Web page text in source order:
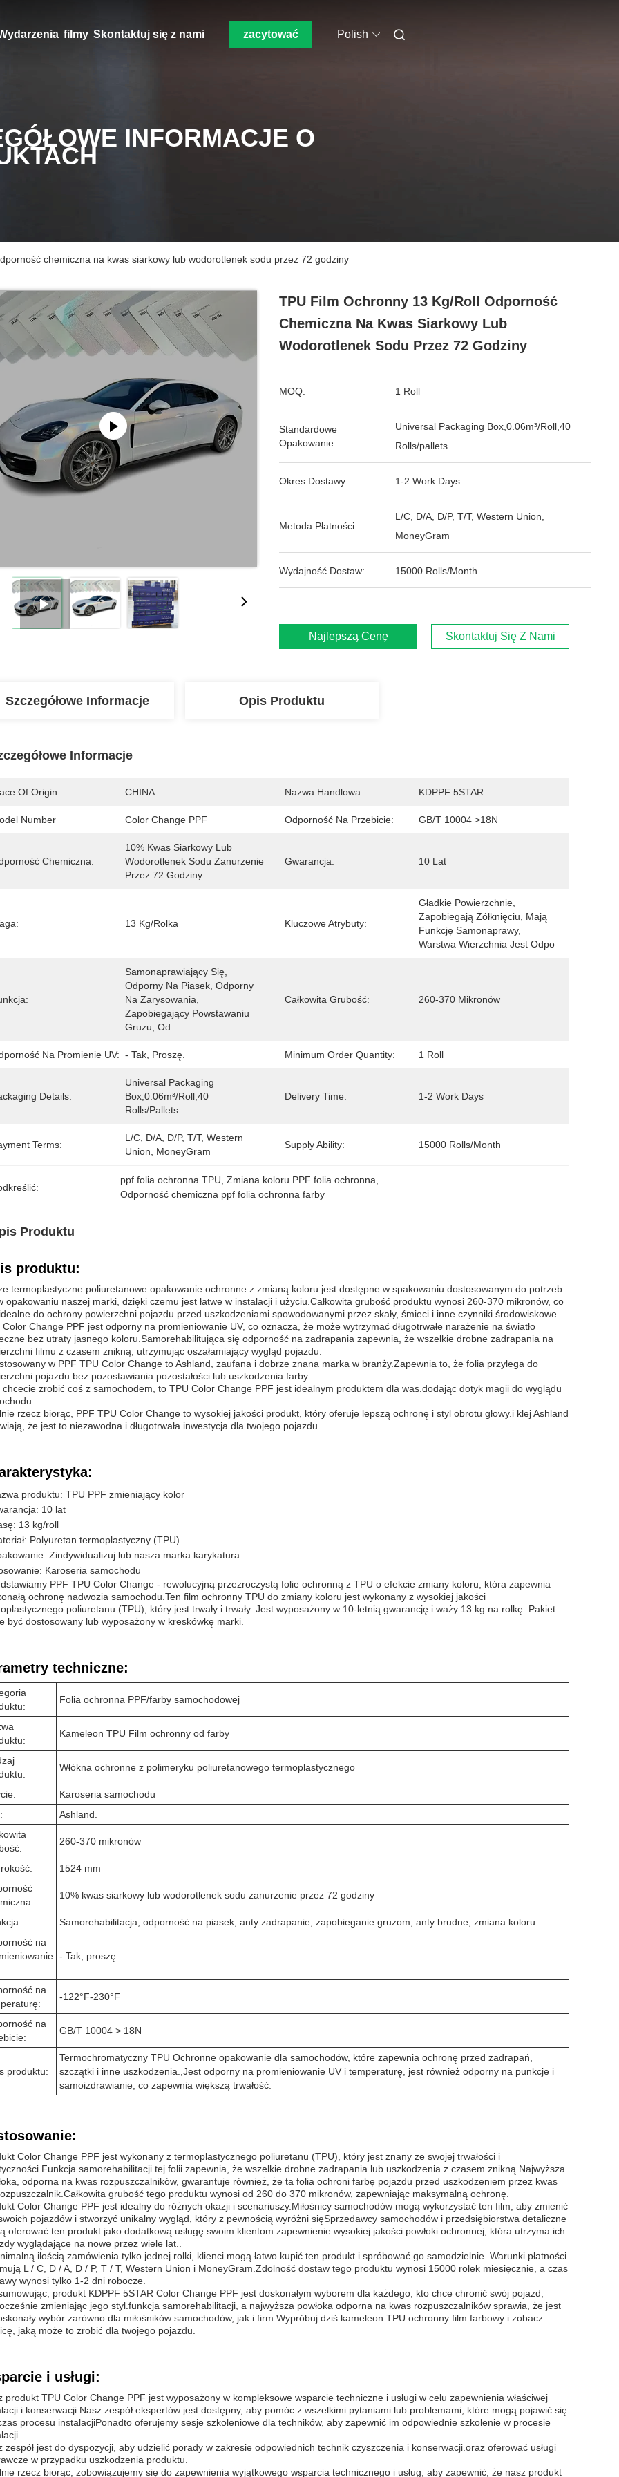
filmy Skontaktuj się z nami zacytować Polish
INFORMACJE O
chemiczna na kwas siarkowy lub wodorotlenek sodu przez 72 godziny
TPU Film Ochronny 13 Kg/roll Odporność
Chemiczna Na Kwas Siarkowy Lub
Wodorotlenek Sodu Przez 72 Godziny
MOQ: 1 Roll
Standardowe
Opakowanie:
Universal Packaging Box,0.06m³/Roll,40
Rolls/pallets
Okres Dostawy: 1-2 Work Days
Metoda Płatności:
L/C, D/A, D/P, T/T, Western Union,
MoneyGram
Wydajność Dostaw: 15000 Rolls/Month
Najlepszą Cenę Skontaktuj Się Z Nami
Szczegółowe Informacje Opis Produktu
Informacje
Of Origin CHINA Nazwa Handlowa KDPPF 5STAR
Number Color Change PPF Odporność Na Przebicie: GB/T 10004 >18N
Chemiczna:
10% Kwas Siarkowy Lub
Wodorotlenek Sodu Zanurzenie
Przez 72 Godziny
Gwarancja: 10 Lat
13 Kg/rolka Kluczowe Atrybuty:
Gładkie Powierzchnie,
Zapobiegają Żółknięciu, Mają
Funkcję Samonaprawy,
Warstwa Wierzchnia Jest Odpo
Samonaprawiający Się,
Odporny Na Piasek, Odporny
Na Zarysowania,
Zapobiegający Powstawaniu
Gruzu, Od
Całkowita Grubość: 260-370 Mikronów
Na Promienie UV: - Tak, Proszę. Minimum Order Quantity: 1 Roll
Details:
Universal Packaging
Box,0.06m³/Roll,40
Rolls/pallets
Delivery Time: 1-2 Work Days
Terms:
L/C, D/A, D/P, T/T, Western
Union, MoneyGram
Supply Ability: 15000 Rolls/Month
ppf folia ochronna TPU , Zmiana koloru PPF folia ochronna
Odporność chemiczna ppf folia ochronna farby
Produktu
produktu:
termoplastyczne poliuretanowe opakowanie ochronne z zmianą koloru jest dostępne w spakowaniu dostosowanym do potrzeb
opakowaniu naszej marki, dzięki czemu jest łatwe w instalacji i użyciu.Całkowita grubość produktu wynosi 260-370 mikronów, co
do ochrony powierzchni pojazdu przed uszkodzeniami spowodowanymi przez skały, śmieci i inne czynniki środowiskowe.
Color Change PPF jest odporny na promieniowanie UV, co oznacza, że może wytrzymać długotrwałe narażenie na światło
bez utraty jasnego koloru.Samorehabilitująca się odporność na zadrapania zapewnia, że wszelkie drobne zadrapania na
filmu z czasem znikną, utrzymując oszałamiający wygląd pojazdu.
w PPF TPU Color Change to Ashland, zaufana i dobrze znana marka w branży.Zapewnia to, że folia przylega do
pojazdu bez pozostawiania pozostałości lub uszkodzenia farby.
chcecie zrobić coś z samochodem, to TPU Color Change PPF jest idealnym produktem dla was.dodając dotyk magii do wyglądu
rzecz biorąc, PPF TPU Color Change to wysokiej jakości produkt, który oferuje lepszą ochronę i styl obrotu głowy.i klej Ashland
że jest to niezawodna i długotrwała inwestycja dla twojego pojazdu.
produktu: TPU PPF zmieniający kolor
10 lat
13 kg/roll
Polyuretan termoplastyczny (TPU)
Zindywidualizuj lub nasza marka karykatura
Karoseria samochodu
PPF TPU Color Change - rewolucyjną przezroczystą folie ochronną z TPU o efekcie zmiany koloru, która zapewnia
ochronę nadwozia samochodu.Ten film ochronny TPU do zmiany koloru jest wykonany z wysokiej jakości
poliuretanu (TPU), który jest trwały i trwały. Jest wyposażony w 10-letnią gwarancję i waży 13 kg na rolkę. Pakiet
być dostosowany lub wyposażony w kreskówkę marki.
techniczne:
Folia ochronna PPF/farby samochodowej
Kameleon TPU Film ochronny od farby
Włókna ochronne z polimeryku poliuretanowego termoplastycznego
Karoseria samochodu
Ashland.
260-370 mikronów
1524 mm
10% kwas siarkowy lub wodorotlenek sodu zanurzenie przez 72 godziny
Samorehabilitacja, odporność na piasek, anty zadrapanie, zapobieganie gruzom, anty brudne, zmiana koloru
na
- Tak, proszę.
na
-122°F-230°F
na
GB/T 10004 > 18N
produktu:
Termochromatyczny TPU Ochronne opakowanie dla samochodów, które zapewnia ochronę przed zadrapań,
szczątki i inne uszkodzenia.,Jest odporny na promieniowanie UV i temperaturę, jest również odporny na punkcje i
samoizdrawianie, co zapewnia większą trwałość.
Color Change PPF jest wykonany z termoplastycznego poliuretanu (TPU), który jest znany ze swojej trwałości i
samorehabilitacji tej folii zapewnia, że wszelkie drobne zadrapania lub uszkodzenia z czasem znikną.Najwyższa
odporna na kwas rozpuszczalników, gwarantuje również, że ta folia ochroni farbę pojazdu przed uszkodzeniem przez kwas
grubość tego produktu wynosi od 260 do 370 mikronów, zapewniając maksymalną ochronę.
Color Change PPF jest idealny do różnych okazji i scenariuszy.Miłośnicy samochodów mogą wykorzystać ten film, aby zmienić
pojazdów i stworzyć unikalny wygląd, który z pewnością wyróżni sięSprzedawcy samochodów i przedsiębiorstwa detaliczne
oferować ten produkt jako dodatkową usługę swoim klientom.zapewnienie wysokiej jakości powłoki ochronnej, która utrzyma ich
wyglądające na nowe przez wiele lat..
ilością zamówienia tylko jednej rolki, klienci mogą łatwo kupić ten produkt i spróbować go samodzielnie. Warunki płatności
L / C, D / A, D / P, T / T, Western Union i MoneyGram.Zdolność dostaw tego produktu wynosi 15000 rolek miesięcznie, a czas
wynosi tylko 1-2 dni robocze.
produkt KDPPF 5STAR Color Change PPF jest doskonałym wyborem dla każdego, kto chce chronić swój pojazd,
zmieniając jego styl.funkcja samorehabilitacji, a najwyższa powłoka odporna na kwas rozpuszczalników sprawia, że jest
wybór zarówno dla miłośników samochodów, jak i firm.Wypróbuj dziś kameleon TPU ochronny film farbowy i zobacz
jaką może to zrobić dla twojego pojazdu.
i usługi:
produkt TPU Color Change PPF jest wyposażony w kompleksowe wsparcie techniczne i usługi w celu zapewnienia właściwej
i konserwacji.Nasz zespół ekspertów jest dostępny, aby pomóc z wszelkimi pytaniami lub problemami, które mogą pojawić się
procesu instalacjiPonadto oferujemy sesje szkoleniowe dla techników, aby zapewnić im odpowiednie szkolenie w procesie
zespół jest do dyspozycji, aby udzielić porady w zakresie odpowiednich technik czyszczenia i konserwacji.oraz oferować usługi
w przypadku uszkodzenia produktu.
rzecz biorąc, zobowiązujemy się do zapewnienia wyjątkowego wsparcia technicznego i usług, aby zapewnić, że nasz produkt